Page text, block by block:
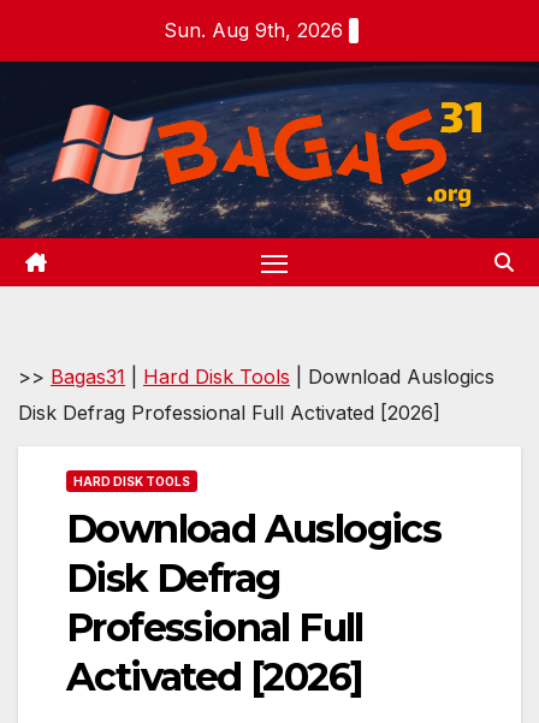
Sun. Aug 9th, 2026
>> Bagas31 Hard Disk Tools
Download Auslogics
Disk Defrag Professional Full Activated [2026]
HARD DISK TOOLS
Download Auslogics
Disk Defrag
Professional Full
Activated [2026]